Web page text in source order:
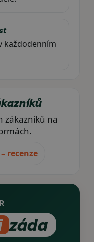
každodenním
zákazníků na
recenze
záda